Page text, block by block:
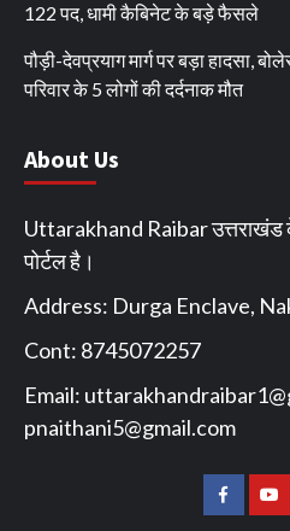
122 पद, धामी कैबिनेट के बड़े फैसले
पौड़ी-देवप्रयाग मार्ग पर बड़ा हादसा,
परिवार के 5 लोगों की दर्दनाक मौत
About Us
Uttarakhand Raibar उत्तराखंड के
पोर्टल है।
Address: Durga Enclave,
Cont: 8745072257
Email:
pnaithani5@gmail.com
Facebook